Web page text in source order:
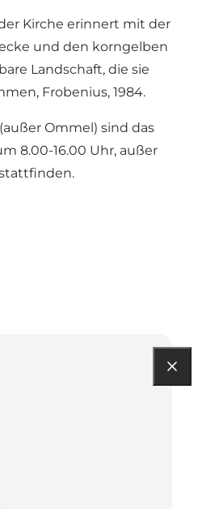
Kirche erinnert mit der
und den korngelben
Landschaft, die sie
Frobenius, 1984.
Ommel) sind das
8.00-16.00 Uhr, außer